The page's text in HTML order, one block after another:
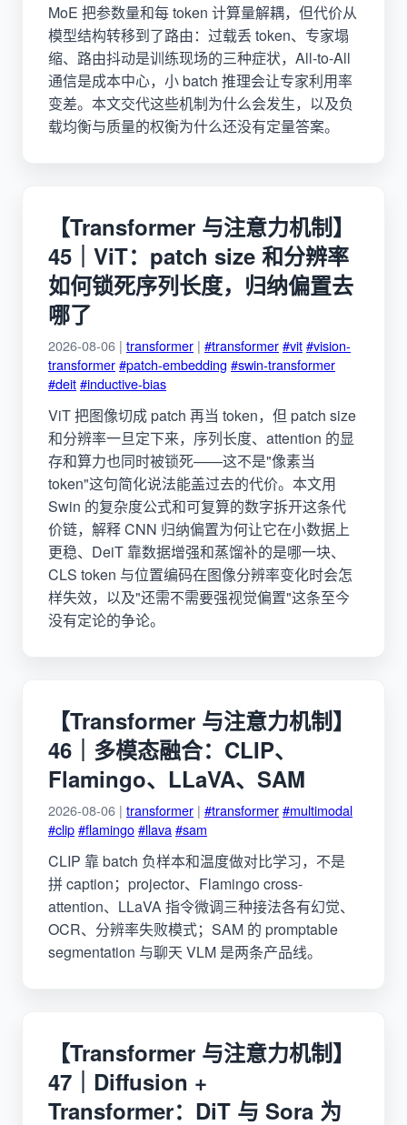
MoE 把参数量和每 token 计算量解耦，但代价从
模型结构转移到了路由：过载丢 token、专家塌
缩、路由抖动是训练现场的三种症状，All-to-All
通信是成本中心，小 batch 推理会让专家利用率
变差。本文交代这些机制为什么会发生，以及负
载均衡与质量的权衡为什么还没有定量答案。
【Transformer 与注意力机制】
45｜ViT：patch size 和分辨率
如何锁死序列长度，归纳偏置去
哪了
2026-08-06 | transformer | #transformer#vit#vision-
transformer#patch-embedding #swin-transformer
#deit#inductive-bias
ViT 把图像切成 patch 再当 token，但 patch size
和分辨率一旦定下来，序列长度、attention 的显
存和算力也同时被锁死——这不是"像素当
token"这句简化说法能盖过去的代价。本文用
Swin 的复杂度公式和可复算的数字拆开这条代
价链，解释 CNN 归纳偏置为何让它在小数据上
更稳、DeiT 靠数据增强和蒸馏补的是哪一块、
CLS token 与位置编码在图像分辨率变化时会怎
样失效，以及"还需不需要强视觉偏置"这条至今
没有定论的争论。
【Transformer 与注意力机制】
46｜多模态融合：CLIP、
Flamingo、LLaVA、SAM
2026-08-06 | transformer | #transformer#multimodal
#clip#flamingo#llava#sam
CLIP 靠 batch 负样本和温度做对比学习，不是
拼 caption；projector、Flamingo cross-
attention、LLaVA 指令微调三种接法各有幻觉、
OCR、分辨率失败模式；SAM 的 promptable
segmentation 与聊天 VLM 是两条产品线。
【Transformer 与注意力机制】
47｜Diffusion +
Transformer：DiT 与 Sora 为